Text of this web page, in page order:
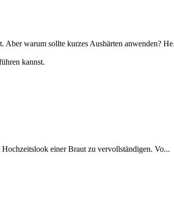
warum sollte kurzes Aushärten anwenden?
einer Braut zu vervollständigen. Vo...